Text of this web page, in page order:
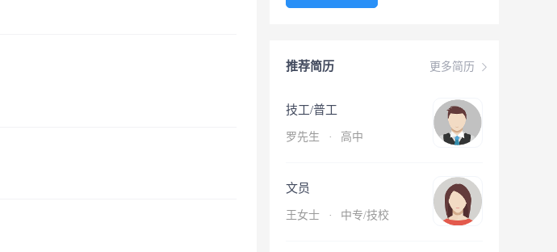
更多简历
推荐简历
技工/普工
罗先生 · 高中
文员
王女士 · 中专/技校